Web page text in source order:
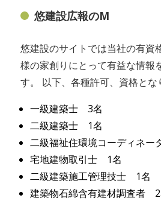
悠建設広報のM
悠建設のサイトでは当社の有資
様の家創りにとって有益な情報
す。 以下、各種許可、資格とな
一級建築士 3名
二級建築士 1名
二級福祉住環境コーディネ
宅地建物取引士 1名
二級建築施工管理技士 1名
建築物石綿含有建材調査者